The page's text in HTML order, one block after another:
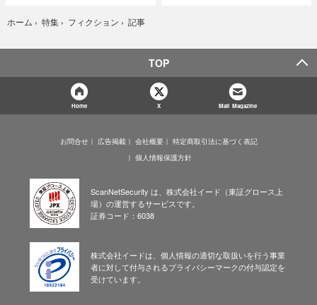
ホーム › 特集 › フィクション › 記事
TOP
Home X Mail Magazine
お問合せ 広告掲載 会社概要
特定商取引法に基づく表記
個人情報保護方針
ScanNetSecurity は、株式会社イード（東証グロース上
場）の運営するサービスです。
証券コード：6038
株式会社イードは、個人情報の適切な取扱いを行う事業
者に対して付与されるプライバシーマークの付与認定を
受けています。